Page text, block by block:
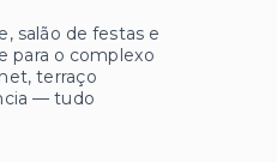
salão de festas e
para o complexo
terraço
— tudo